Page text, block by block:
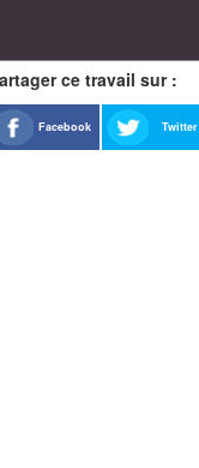
ce travail sur :
Facebook Twitter